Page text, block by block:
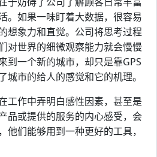
。如果一味盯着大数据，很容易
想象力和直觉。公司将思考过程
对世界的细微观察能力就会慢慢
到一个新的城市，却只是靠GPS
城市的给人的感觉和它的机理。
工作中弄明白感性因素，甚至是
品或提供的服务的内心感受，会
他们能够用到一种更好的工具，